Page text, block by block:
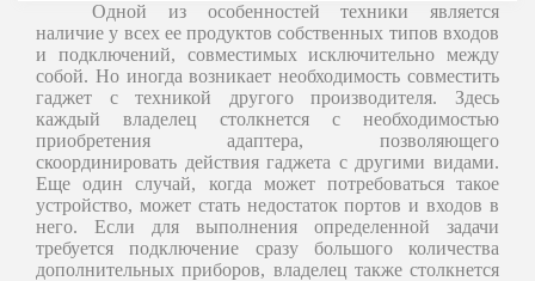
Одной из особенностей техники является
наличие у всех ее продуктов собственных типов входов
и подключений, совместимых исключительно между
собой. Но иногда возникает необходимость совместить
гаджет с техникой другого производителя. Здесь
каждый владелец столкнется с необходимостью
приобретения адаптера, позволяющего
скоординировать действия гаджета с другими видами.
Еще один случай, когда может потребоваться такое
устройство, может стать недостаток портов и входов в
него. Если для выполнения определенной задачи
требуется подключение сразу большого количества
дополнительных приборов, владелец также столкнется